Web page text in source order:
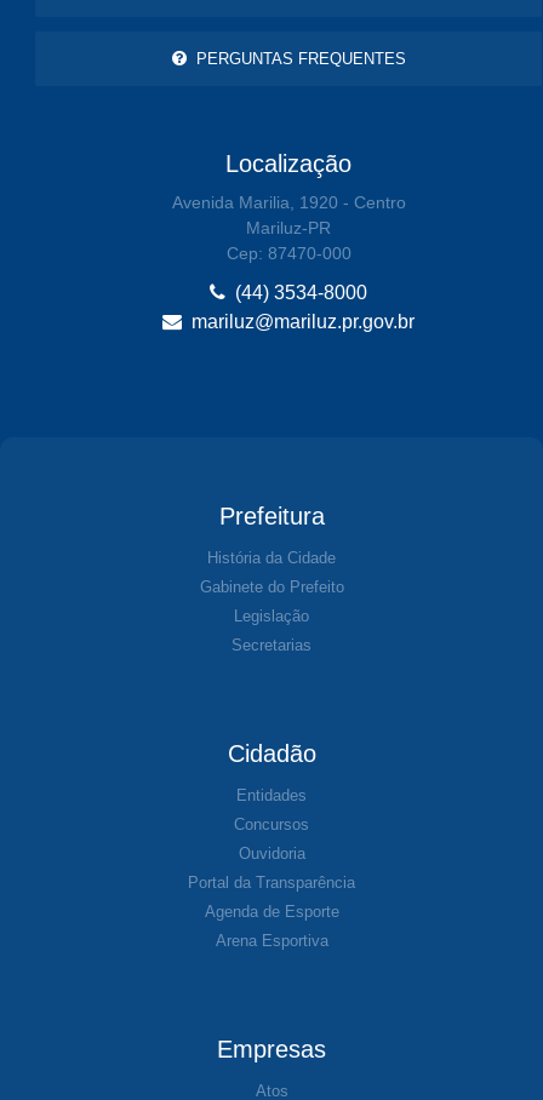
PERGUNTAS FREQUENTES
Localização
Avenida Marilia, 1920 - Centro
Mariluz-PR
Cep: 87470-000
(44) 3534-8000
mariluz@mariluz.pr.gov.br
Prefeitura
História da Cidade
Gabinete do Prefeito
Legislação
Secretarias
Cidadão
Entidades
Concursos
Ouvidoria
Portal da Transparência
Agenda de Esporte
Arena Esportiva
Empresas
Atos